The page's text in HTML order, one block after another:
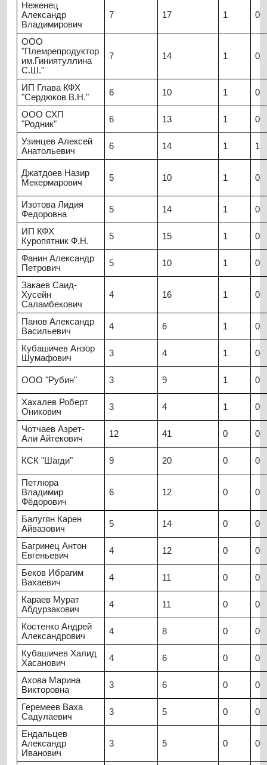
Неженец
Александр
Владимирович
7 17 1 0
ООО
"Племрепродуктор
им.Гиниятуллина
С.Ш."
7 14 1 0
ИП Глава КФХ
"Сердюков В.Н."
6 10 1 0
ООО СХП
"Родник"
6 13 1 0
Узинцев Алексей
Анатольевич
6 14 1 1
Джатдоев Назир
Мекермарович
5 10 1 0
Изотова Лидия
Федоровна
5 14 1 0
ИП КФХ
Куропятник Ф.Н.
5 15 1 0
Фанин Александр
Петрович
5 10 1 0
Закаев Саид-
Хусейн
Саламбекович
4 16 1 0
Панов Александр
Васильевич
4 6 1 0
Кубашичев Анзор
Шумафович
3 4 1 0
ООО "Рубин" 3 9 1 0
Хахалев Роберт
Оникович
3 4 1 0
Чотчаев Азрет-
Али Айтекович
12 41 0 0
КСК "Шагди" 9 20 0 0
Петлюра
Владимир
Фёдорович
6 12 0 0
Балугян Карен
Айвазович
5 14 0 0
Багринец Антон
Евгеньевич
4 12 0 0
Беков Ибрагим
Вахаевич
4 11 0 0
Караев Мурат
Абдурзакович
4 11 0 0
Костенко Андрей
Александрович
4 8 0 0
Кубашичев Халид
Хасанович
4 6 0 0
Ахова Марина
Викторовна
3 6 0 0
Геремеев Ваха
Садулаевич
3 5 0 0
Ендальцев
Александр
Иванович
3 5 0 0